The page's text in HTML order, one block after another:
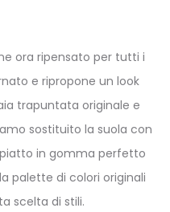
ora ripensato per tutti i
e ripropone un look
trapuntata originale e
sostituito la suola con
in gomma perfetto
palette di colori originali
scelta di stili.